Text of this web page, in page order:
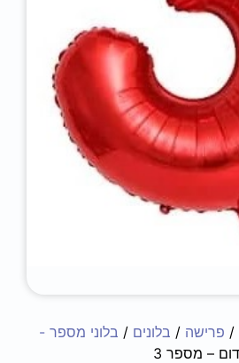
/ פרישה / בלונים / בלוני מספר -